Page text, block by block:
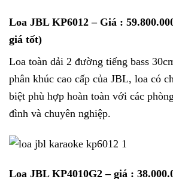
Loa JBL KP6012 – Giá :
giá tốt)
Loa toàn dải 2 đường tiếng bass
phân khúc cao cấp của JBL, loa có
biệt phù hợp hoàn toàn với các
đình và chuyên nghiệp.
Loa JBL KP4010G2 – giá :